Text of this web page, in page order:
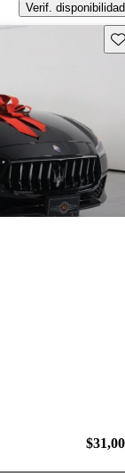
Verif. disponibilidad